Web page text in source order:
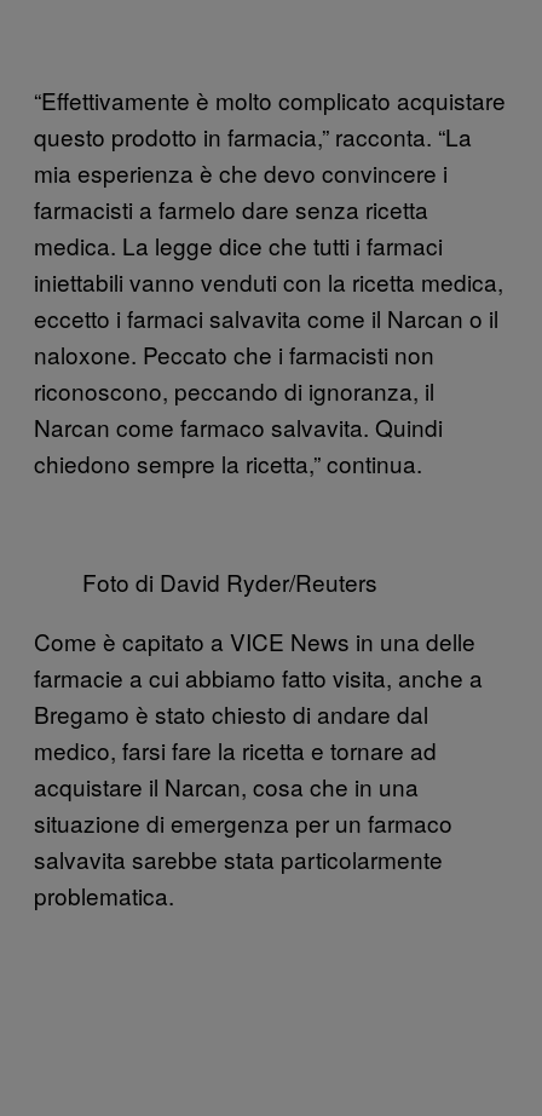
“Effettivamente è molto complicato acquistare
questo prodotto in farmacia,” racconta. “La
mia esperienza è che devo convincere i
farmacisti a farmelo dare senza ricetta
medica. La legge dice che tutti i farmaci
iniettabili vanno venduti con la ricetta medica,
eccetto i farmaci salvavita come il Narcan o il
naloxone. Peccato che i farmacisti non
riconoscono, peccando di ignoranza, il
Narcan come farmaco salvavita. Quindi
chiedono sempre la ricetta,” continua.
Foto di David Ryder/Reuters
Come è capitato a VICE News in una delle
farmacie a cui abbiamo fatto visita, anche a
Bregamo è stato chiesto di andare dal
medico, farsi fare la ricetta e tornare ad
acquistare il Narcan, cosa che in una
situazione di emergenza per un farmaco
salvavita sarebbe stata particolarmente
problematica.